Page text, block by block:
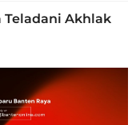
Akhlak